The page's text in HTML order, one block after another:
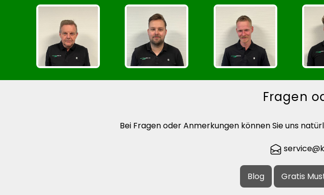
Fragen
Bei Fragen oder Anmerkungen können Sie uns
Blog Gratis